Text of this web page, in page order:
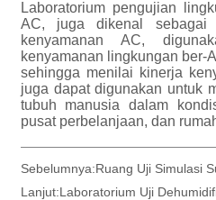
Sebelumnya:Ruang Uji Simulasi
Lanjut:Laboratorium Uji